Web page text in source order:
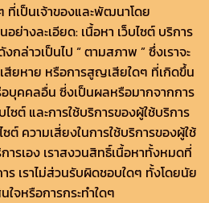
ที่เป็นเจ้าของและพัฒนาโดย
ย่างละเอียด: เนื้อหา เว็บไซต์ บริการ
ล่าวเป็นไป “ ตามสภาพ ” ซึ่งเราจะ
ยหาย หรือการสูญเสียใดๆ ที่เกิดขึ้น
บุคคลอื่น ซี่งเป็นผลหรือมากจากการ
ไซต์ และการใช้บริการของผู้ใช้บริการ
ซต์ ความเสี่ยงในการใช้บริการของผู้ใช้
ารเอง เราสงวนสิทธิ์เนื้อหาทั้งหมดที่
ร เราไม่ส่วนรับผิดชอบใดๆ ทั้งโดยนัย
จหรือการกระทำใดๆ